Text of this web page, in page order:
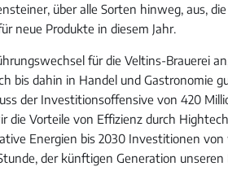
über alle Sorten hinweg, aus,
neue Produkte in diesem Jahr.
für die Veltins-Brauerei
bis dahin in Handel und Gastronomie
der Investitionsoffensive von 420
Vorteile von Effizienz durch
Energien bis 2030 Investitionen
der künftigen Generation unseren